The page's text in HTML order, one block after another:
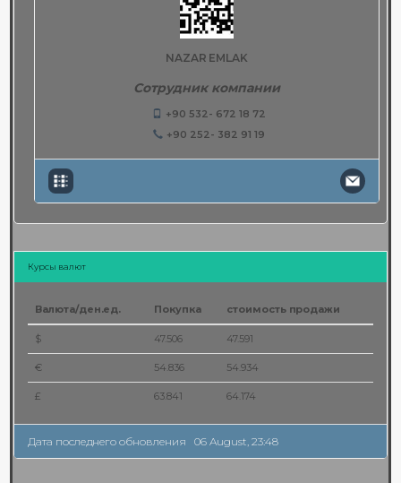
NAZAR EMLAK
Сотрудник компании
+90 532- 672 18 72
+90 252- 382 91 19
Курсы валют
Валюта/ден.ед. Покупка стоимость продажи
$ 47.506 47.591
€ 54.836 54.934
£ 63.841 64.174
Дата последнего обновления 06 August, 23:48